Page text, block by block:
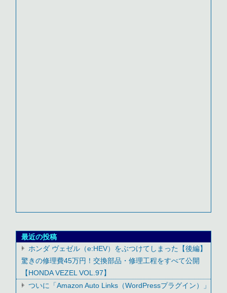
最近の投稿
ホンダ ヴェゼル（e:HEV）をぶつけてしまった【後編】
驚きの修理費45万円！交換部品・修理工程をすべて公開
【HONDA VEZEL VOL.97】
ついに「Amazon Auto Links（WordPressプラグイン）」